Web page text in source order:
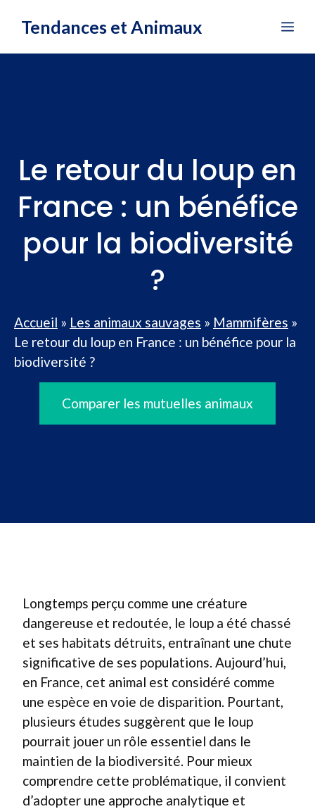
Tendances et Animaux
Le retour du loup en
France : un bénéfice
pour la biodiversité
?
Accueil » Les animaux sauvages » Mammifères »
Le retour du loup en France : un bénéfice pour la
biodiversité ?
Comparer les mutuelles animaux
Longtemps perçu comme une créature
dangereuse et redoutée, le loup a été chassé
et ses habitats détruits, entraînant une chute
significative de ses populations. Aujourd’hui,
en France, cet animal est considéré comme
une espèce en voie de disparition. Pourtant,
plusieurs études suggèrent que le loup
pourrait jouer un rôle essentiel dans le
maintien de la biodiversité. Pour mieux
comprendre cette problématique, il convient
d’adopter une approche analytique et